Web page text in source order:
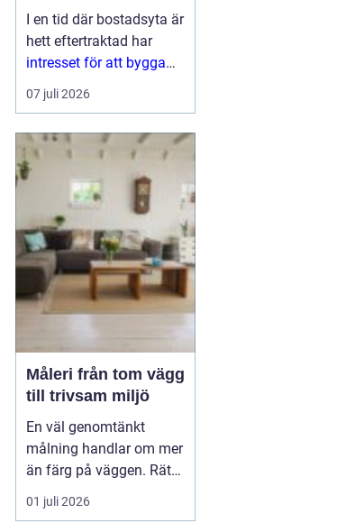
om extra yta
I en tid där bostadsyta är
hett eftertraktad har
intresset för att bygga
balkong
bostadsrättsförening
balkon...
07 juli 2026
Måleri från tom vägg
till trivsam miljö
En väl genomtänkt
målning handlar om mer
än färg på väggen. Rätt
kulörer, noggrant
underarbete och en
01 juli 2026